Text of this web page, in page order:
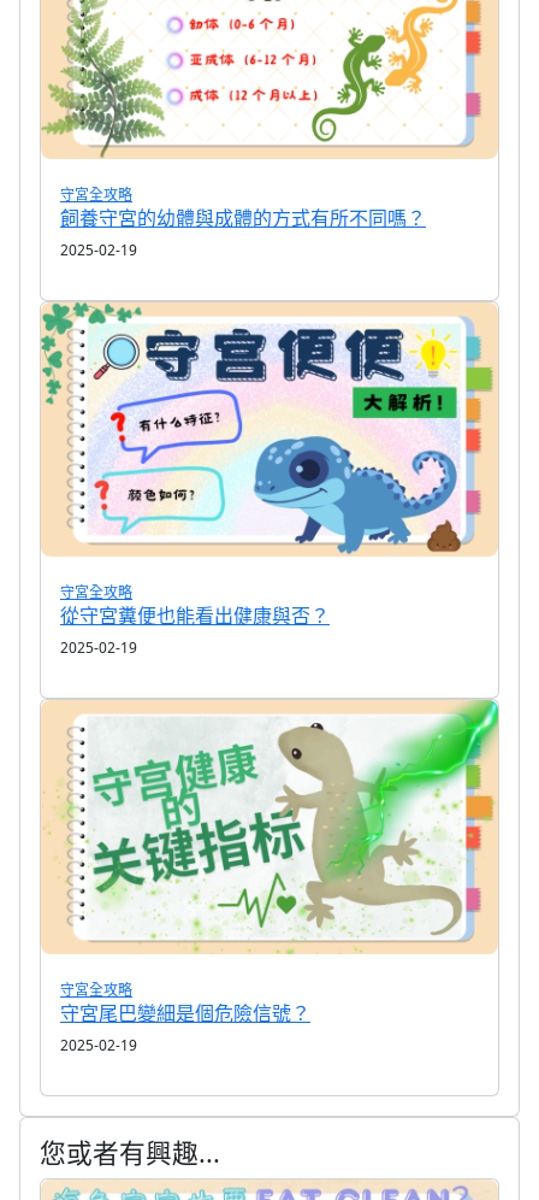
守宮全攻略
飼養守宮的幼體與成體的方式有所不同嗎？
2025-02-19
守宮全攻略
從守宮糞便也能看出健康與否？
2025-02-19
守宮全攻略
守宮尾巴變細是個危險信號？
2025-02-19
您或者有興趣...